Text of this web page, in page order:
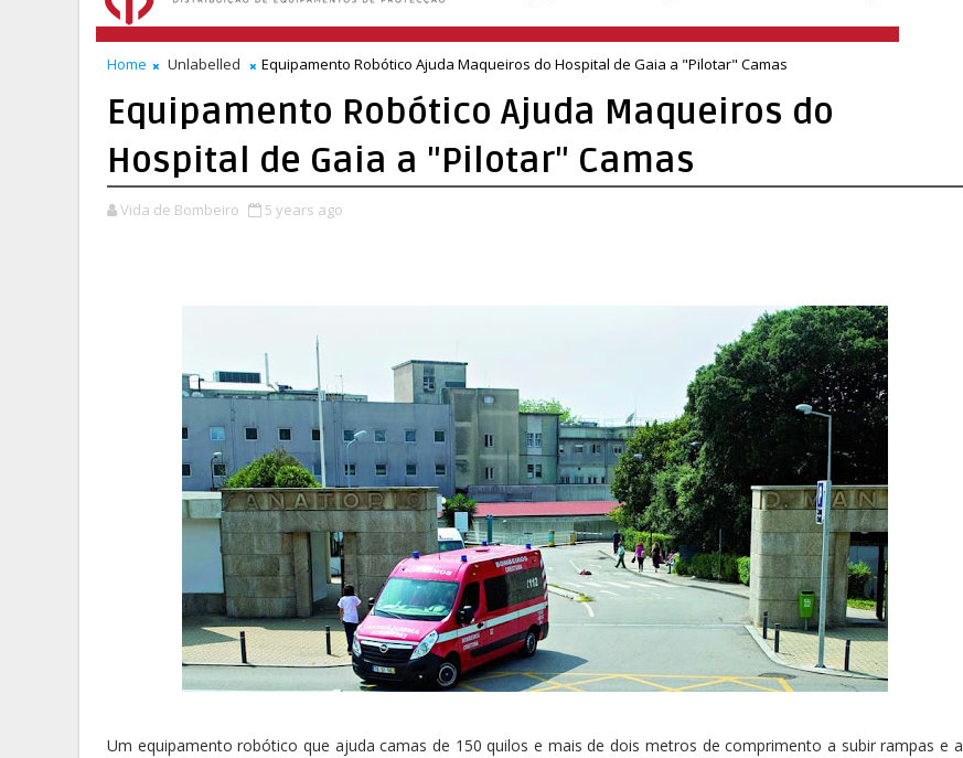
Home Unlabelled Equipamento Robótico Ajuda Maqueiros do Hospital de Gaia a "Pilotar" Camas
Equipamento Robótico Ajuda Maqueiros do
Hospital de Gaia a "Pilotar" Camas
Vida de Bombeiro 5 years ago
Um equipamento robótico que ajuda camas de 150 quilos e mais de dois metros de comprimento a subir rampas e a